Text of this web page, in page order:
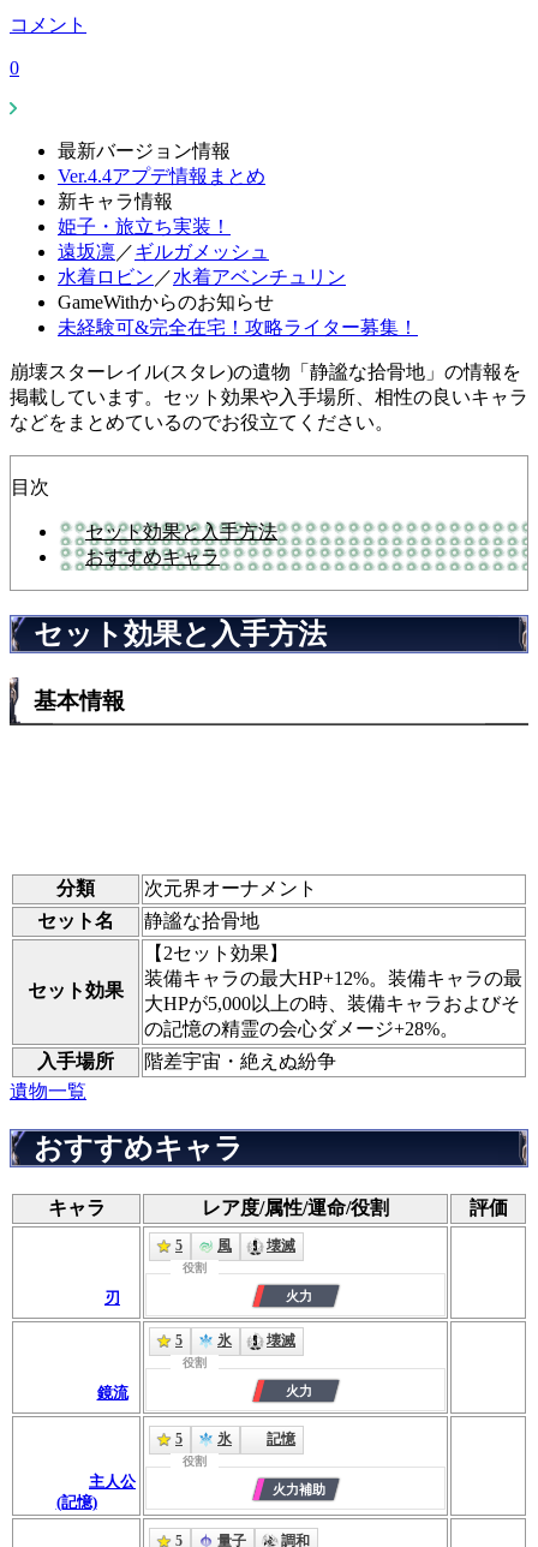
コメント
0
最新バージョン情報
Ver.4.4アプデ情報まとめ
新キャラ情報
姫子・旅立ち実装！
遠坂凛／ギルガメッシュ
水着ロビン ／水着アベンチュリン
GameWithからのお知らせ
未経験可&完全在宅！攻略ライター募集！
崩壊スターレイル(スタレ)の遺物「静謐な拾骨地」の情報を
掲載しています。セット効果や入手場所、相性の良いキャラ
などをまとめているのでお役立てください。
目次
セット効果と入手方法
おすすめキャラ
セット効果と入手方法
基本情報
分類
次元界オーナメント
セット名
静謐な拾骨地
セット効果
【2セット効果】
装備キャラの最大HP+12%。装備キャラの最
大HPが5,000以上の時、装備キャラおよびそ
の記憶の精霊の会心ダメージ+28%。
入手場所
階差宇宙・絶えぬ紛争
遺物一覧
おすすめキャラ
キャラ レア度/属性/運命/役割 評価
刃
5 風 壊滅
役割
鏡流
5 氷 壊滅
役割
主人公
(記憶)
5 氷 記憶
役割
5 量子 調和